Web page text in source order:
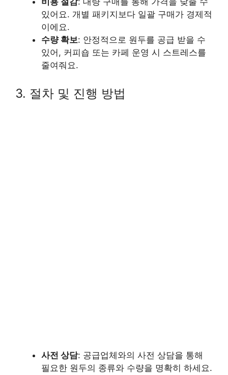
있어요. 개별 패키지보다 일괄 구매가 경제적
이에요.
수량 확보: 안정적으로 원두를 공급 받을 수
있어, 커피숍 또는 카페 운영 시 스트레스를
줄여줘요.
3. 절차 및 진행 방법
사전 상담: 공급업체와의 사전 상담을 통해
필요한 원두의 종류와 수량을 명확히 하세요.